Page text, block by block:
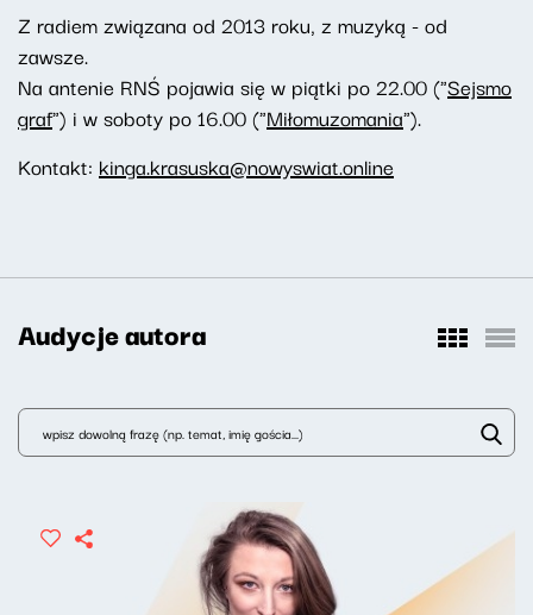
Z radiem związana od 2013 roku, z muzyką - od
zawsze.
Na antenie RNŚ pojawia się w piątki po 22.00 ("Sejsmo
graf") i w soboty po 16.00 ("Miłomuzomania").
Kontakt: kinga.krasuska@nowyswiat.online
Audycje autora